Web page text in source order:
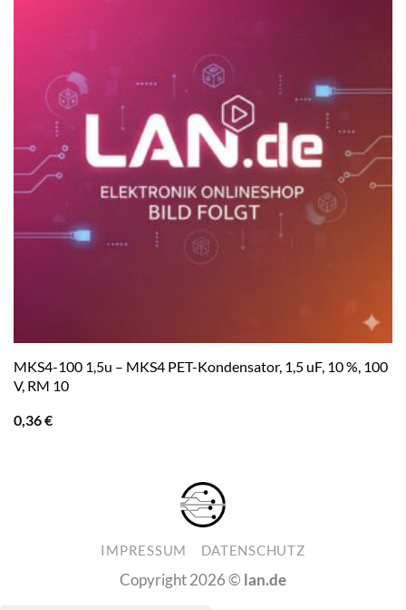
MKS4-100 1,5u – MKS4 PET-Kondensator, 1,5 uF, 10 %, 100
V, RM 10
0,36€
IMPRESSUM DATENSCHUTZ
Copyright 2026 © lan.de